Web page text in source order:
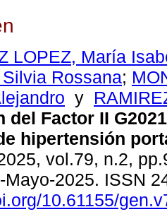
LOPEZ, María
Rossana;
y
del Factor II
hipertensión
vol.79, n.2,
Mayo-2025. ISSN
10.61155/